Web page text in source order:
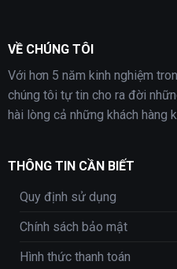
VỀ CHÚNG TÔI
Với hơn 5 năm kinh nghiệm
chúng tôi tự tin cho ra đời
hài lòng cả những khách hàng
THÔNG TIN CẦN BIẾT
Quy định sử dụng
Chính sách bảo mật
Hình thức thanh toán